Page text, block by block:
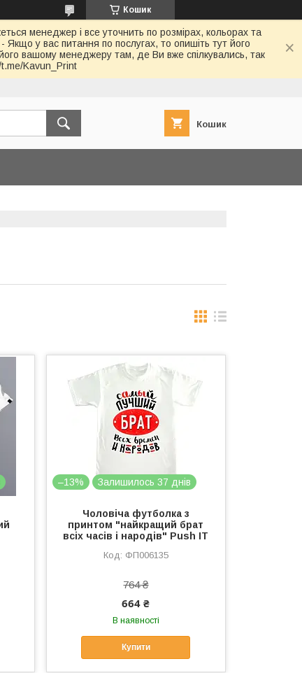
Кошик
менеджер і все уточнить по розмірах, кольорах та
у вас питання по послугах, то опишіть тут його
вашому менеджеру там, де Ви вже спілкувались, так
Kavun_Print
Кошик
–13% Залишилось 37 днів
Чоловіча футболка з
принтом "найкращий брат
всіх часів і народів" Push IT
ФП006135
764 ₴
664 ₴
В наявності
Купити